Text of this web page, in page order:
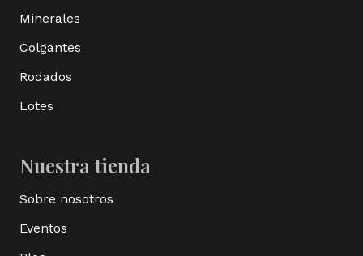
Minerales
Colgantes
Rodados
Lotes
Nuestra tienda
Sobre nosotros
Eventos